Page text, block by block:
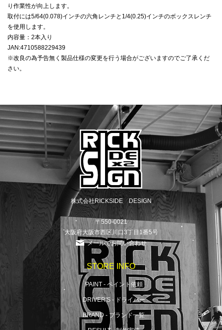
り作業性が向上します。
取付には5/64(0.078)インチの六角レンチと1/4(0.25)インチのボックスレンチ
を使用します。
内容量：2本入り
JAN:4710588229439
※改良の為予告無く製品仕様の変更を行う場合がございますのでご了承くだ
さい。
株式会社RICKSIDE DESIGN
〒550-0021
大阪府大阪市西区川口3丁目1番5号
メールでお問い合わせ
STORE INFO
PAINT - ペイント依頼
DRIVER'S - ドライバー
BRAND - ブランド一覧